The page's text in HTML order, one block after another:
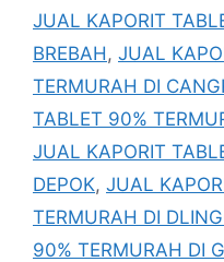
JUAL KAPORIT
BREBAH , JUAL
TERMURAH DI
TABLET 90%
JUAL KAPORIT
DEPOK, JUAL
TERMURAH DI
90% TERMURAH DI